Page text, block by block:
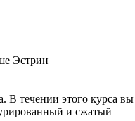
Эстрин
В течении этого курса вы
и сжатый